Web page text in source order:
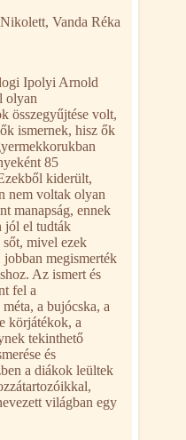
Vanda Réka
Ipolyi Arnold
olyan
összegyűjtése volt,
ismernek, hisz ők
85
kiderült,
nem voltak olyan
manapság, ennek
jól el tudták
sőt, mivel ezek
megismerték
Az ismert és
fel a
a bujócska, a
körjátékok, a
tekinthető
és
a diákok leültek
világban egy